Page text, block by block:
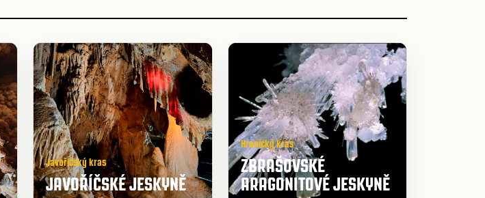
Javoříčský kras
JAVOŘÍČSKÉ JESKYNĚ
Hranický kras
ZBRAŠOVSKÉ
ARAGONITOVÉ JESKYNĚ